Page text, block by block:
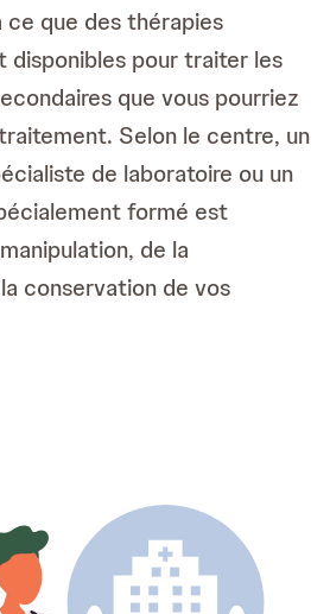
que des thérapies
disponibles pour traiter les
que vous pourriez
Selon le centre, un
de laboratoire ou un
formé est
de la
conservation de vos